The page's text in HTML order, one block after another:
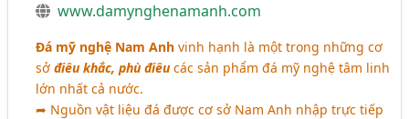
www.damynghenamanh.com
Đá mỹ nghệ Nam Anh vinh hạnh là một trong những cơ
sởđiêu khắc, phù điêucác sản phẩm đá mỹ nghệ tâm linh
lớn nhất cả nước.
➦ Nguồn vật liệu đá được cơ sở Nam Anh nhập trực tiếp